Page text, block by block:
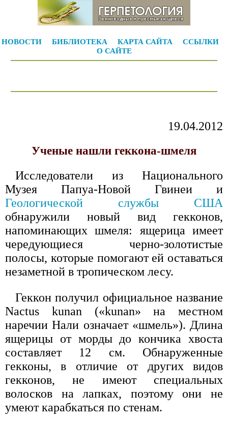
НОВОСТИ БИБЛИОТЕКА КАРТА САЙТА
ССЫЛКИ
О САЙТЕ
19.04.2012
Ученые нашли геккона-шмеля
Исследователи из Национального
Музея Папуа-Новой Гвинеи и
Геологической службы США
обнаружили новый вид гекконов,
напоминающих шмеля: ящерица имеет
чередующиеся черно-золотистые
полосы, которые помогают ей оставаться
незаметной в тропическом лесу.
Геккон получил официальное название
Nactus kunan («kunan» на местном
наречии Нали означает «шмель»). Длина
ящерицы от морды до кончика хвоста
составляет 12 см. Обнаруженные
гекконы, в отличие от других видов
гекконов, не имеют специальных
волосков на лапках, поэтому они не
умеют карабкаться по стенам.